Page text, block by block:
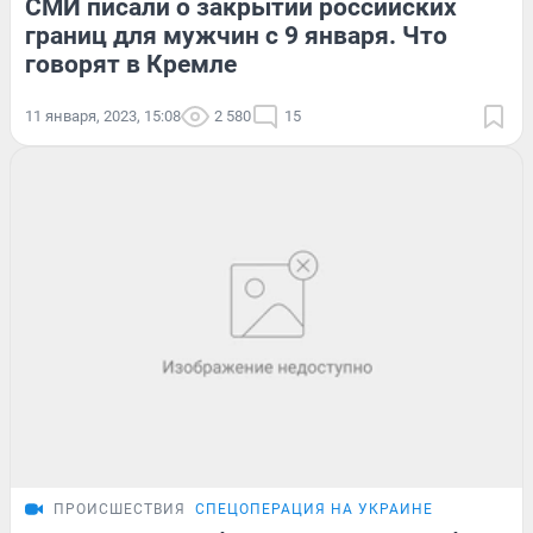
СМИ писали о закрытии российских
границ для мужчин с 9 января. Что
говорят в Кремле
11 января, 2023, 15:08 2 580 15
ПРОИСШЕСТВИЯ СПЕЦОПЕРАЦИЯ НА УКРАИНЕ